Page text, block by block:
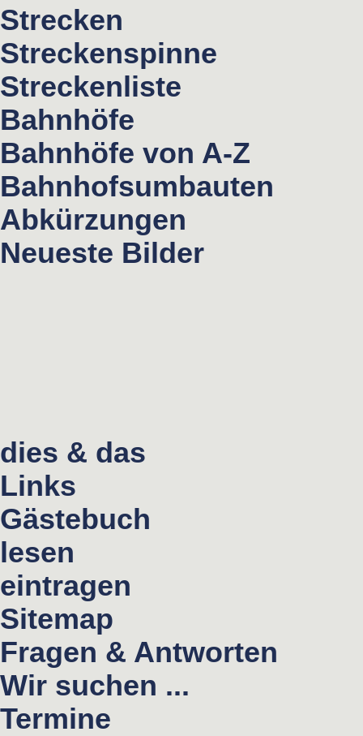
Strecken
Streckenspinne
Streckenliste
Bahnhöfe
Bahnhöfe von A-Z
Bahnhofsumbauten
Abkürzungen
Neueste Bilder
dies & das
Links
Gästebuch
lesen
eintragen
Sitemap
Fragen & Antworten
Wir suchen ...
Termine